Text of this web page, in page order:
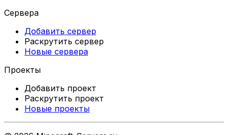
Сервера
Добавить сервер
Раскрутить сервер
Новые сервера
Проекты
Добавить проект
Раскрутить проект
Новые проекты